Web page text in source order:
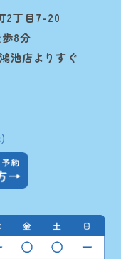
2丁目7-20
8分
池店よりすぐ